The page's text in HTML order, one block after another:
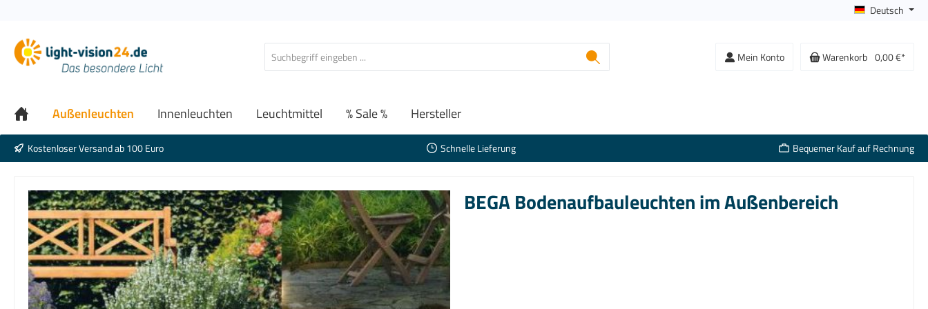
Deutsch
Mein Konto Warenkorb 0,00 €*
Außenleuchten Innenleuchten Leuchtmittel % Sale % Hersteller
Kostenloser Versand ab 100 Euro Schnelle Lieferung Bequemer Kauf auf Rechnung
BEGA Bodenaufbauleuchten im Außenbereich